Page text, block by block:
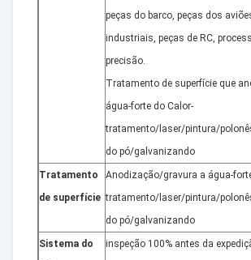
peças do barco, peças dos
industriais, peças de RC,
precisão.
Tratamento de superfície que
água-forte do Calor-
tratamento/laser/pintura/
do pó/galvanizando
Tratamento
de superfície
Anodização/gravura a água-
tratamento/laser/pintura/
do pó/galvanizando
Sistema do
inspeção 100% antes da